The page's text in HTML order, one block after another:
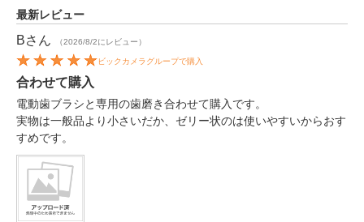
最新レビュー
Bさん （2026/8/2にレビュー）
ビックカメラグループで購入
合わせて購入
電動歯ブラシと専用の歯磨き合わせて購入です。
実物は一般品より小さいだか、ゼリー状のは使いやすいからおす
すめです。